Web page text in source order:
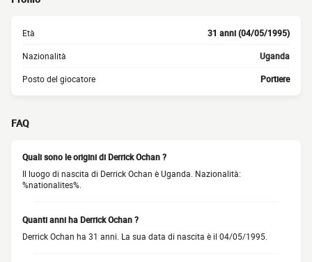
Età 31 anni (04/05/1995)
Nazionalità Uganda
Posto del giocatore Portiere
FAQ
Quali sono le origini di Derrick Ochan ?
Il luogo di nascita di Derrick Ochan è Uganda. Nazionalità:
%nationalites%.
Quanti anni ha Derrick Ochan ?
Derrick Ochan ha 31 anni. La sua data di nascita è il 04/05/1995.